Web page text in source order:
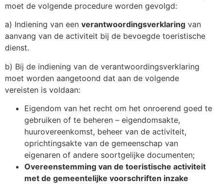
moet de volgende procedure worden gevolgd:
a) Indiening van een verantwoordingsverklaring van
aanvang van de activiteit bij de bevoegde toeristische
dienst.
b) Bij de indiening van de verantwoordingsverklaring
moet worden aangetoond dat aan de volgende
vereisten is voldaan:
Eigendom van het recht om het onroerend goed te
gebruiken of te beheren – eigendomsakte,
huurovereenkomst, beheer van de activiteit,
oprichtingsakte van de gemeenschap van
eigenaren of andere soortgelijke documenten;
Overeenstemming van de toeristische activiteit
met de gemeentelijke voorschriften inzake